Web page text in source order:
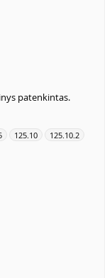
patenkintas.
125.10 125.10.2